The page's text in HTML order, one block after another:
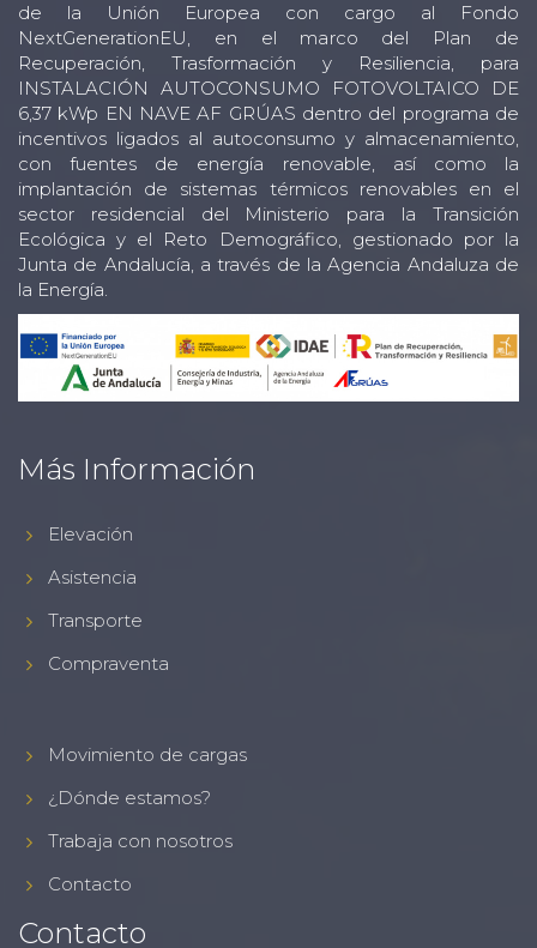
de la Unión Europea con cargo al Fondo
NextGenerationEU, en el marco del Plan de
Recuperación, Trasformación y Resiliencia, para
INSTALACIÓN AUTOCONSUMO FOTOVOLTAICO DE
6,37 kWp EN NAVE AF GRÚAS dentro del programa de
incentivos ligados al autoconsumo y almacenamiento,
con fuentes de energía renovable, así como la
implantación de sistemas térmicos renovables en el
sector residencial del Ministerio para la Transición
Ecológica y el Reto Demográfico, gestionado por la
Junta de Andalucía, a través de la Agencia Andaluza de
la Energía.
Más Información
Elevación
Asistencia
Transporte
Compraventa
Movimiento de cargas
¿Dónde estamos?
Trabaja con nosotros
Contacto
Contacto